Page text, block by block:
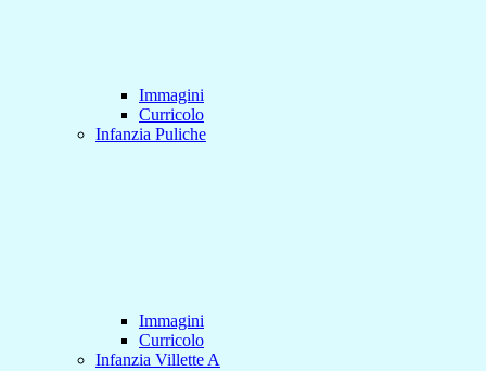
Immagini
Curricolo
Infanzia Puliche
Immagini
Curricolo
Infanzia Villette A